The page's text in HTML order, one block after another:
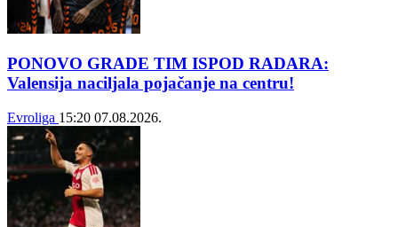
PONOVO GRADE TIM ISPOD RADARA:
Valensija naciljala pojačanje na centru!
Evroliga 15:20 07.08.2026.